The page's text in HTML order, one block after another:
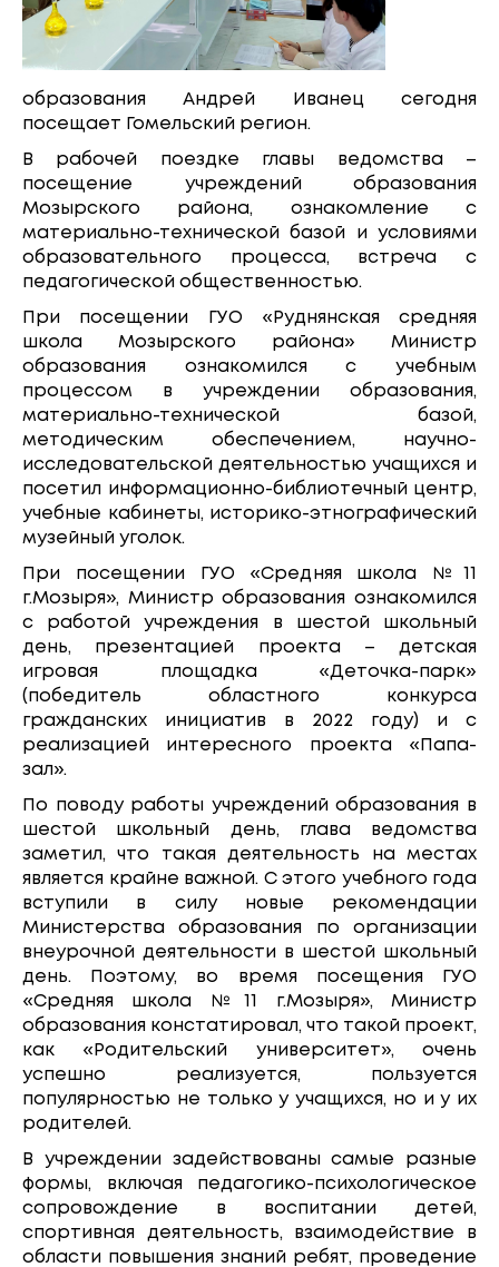
образования Андрей Иванец сегодня
посещает Гомельский регион.
В рабочей поездке главы ведомства –
посещение учреждений образования
Мозырского района, ознакомление с
материально-технической базой и условиями
образовательного процесса, встреча с
педагогической общественностью.
При посещении ГУО «Руднянская средняя
школа Мозырского района» Министр
образования ознакомился с учебным
процессом в учреждении образования,
материально-технической базой,
методическим обеспечением, научно-
исследовательской деятельностью учащихся и
посетил информационно-библиотечный центр,
учебные кабинеты, историко-этнографический
музейный уголок.
При посещении ГУО «Средняя школа №11
г.Мозыря», Министр образования ознакомился
с работой учреждения в шестой школьный
день, презентацией проекта – детская
игровая площадка «Деточка-парк»
(победитель областного конкурса
гражданских инициатив в 2022 году) и с
реализацией интересного проекта «Папа-
зал».
По поводу работы учреждений образования в
шестой школьный день, глава ведомства
заметил, что такая деятельность на местах
является крайне важной. С этого учебного года
вступили в силу новые рекомендации
Министерства образования по организации
внеурочной деятельности в шестой школьный
день. Поэтому, во время посещения ГУО
«Средняя школа №11 г.Мозыря», Министр
образования констатировал, что такой проект,
как «Родительский университет», очень
успешно реализуется, пользуется
популярностью не только у учащихся, но и у их
родителей.
В учреждении задействованы самые разные
формы, включая педагогико-психологическое
сопровождение в воспитании детей,
спортивная деятельность, взаимодействие в
области повышения знаний ребят, проведение